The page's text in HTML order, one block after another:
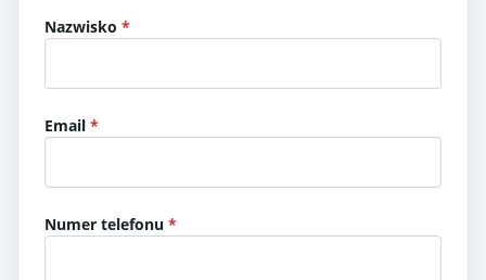
Nazwisko
Email
Numer telefonu